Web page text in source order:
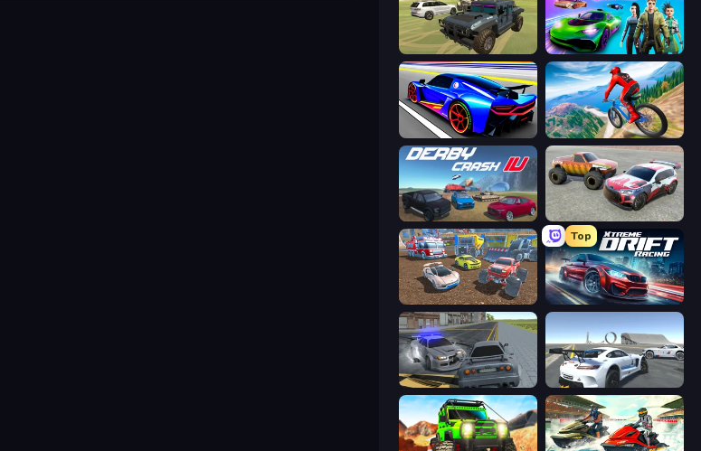
4x4 Offroader Real Cars Epic Stunts
Cyber Cars Punk Racing Riders Downhill Racing
Derby Crash 4 Limitless
Mad Cars: Racing & Crash
Top
Xtreme DRIFT Racing
RCC City Racing